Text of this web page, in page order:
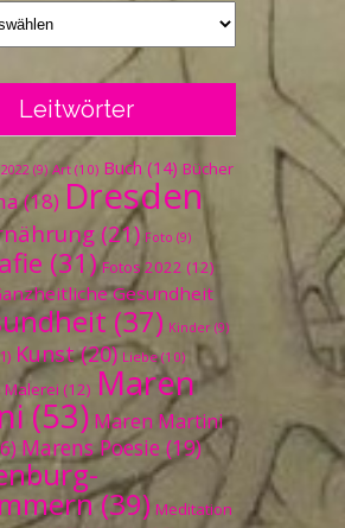
Leitwörter
2022 (9) Art (10) Buch (14) Bücher
(18) Dresden
(21) Foto (9)
(31) Fotos 2022 (12)
Gesundheit
(37) Kinder (9)
Kunst(20) Liebe(10)
Malerei (12) Maren
(53) Maren Martini
Marens Poesie (19)
(39) Meditation